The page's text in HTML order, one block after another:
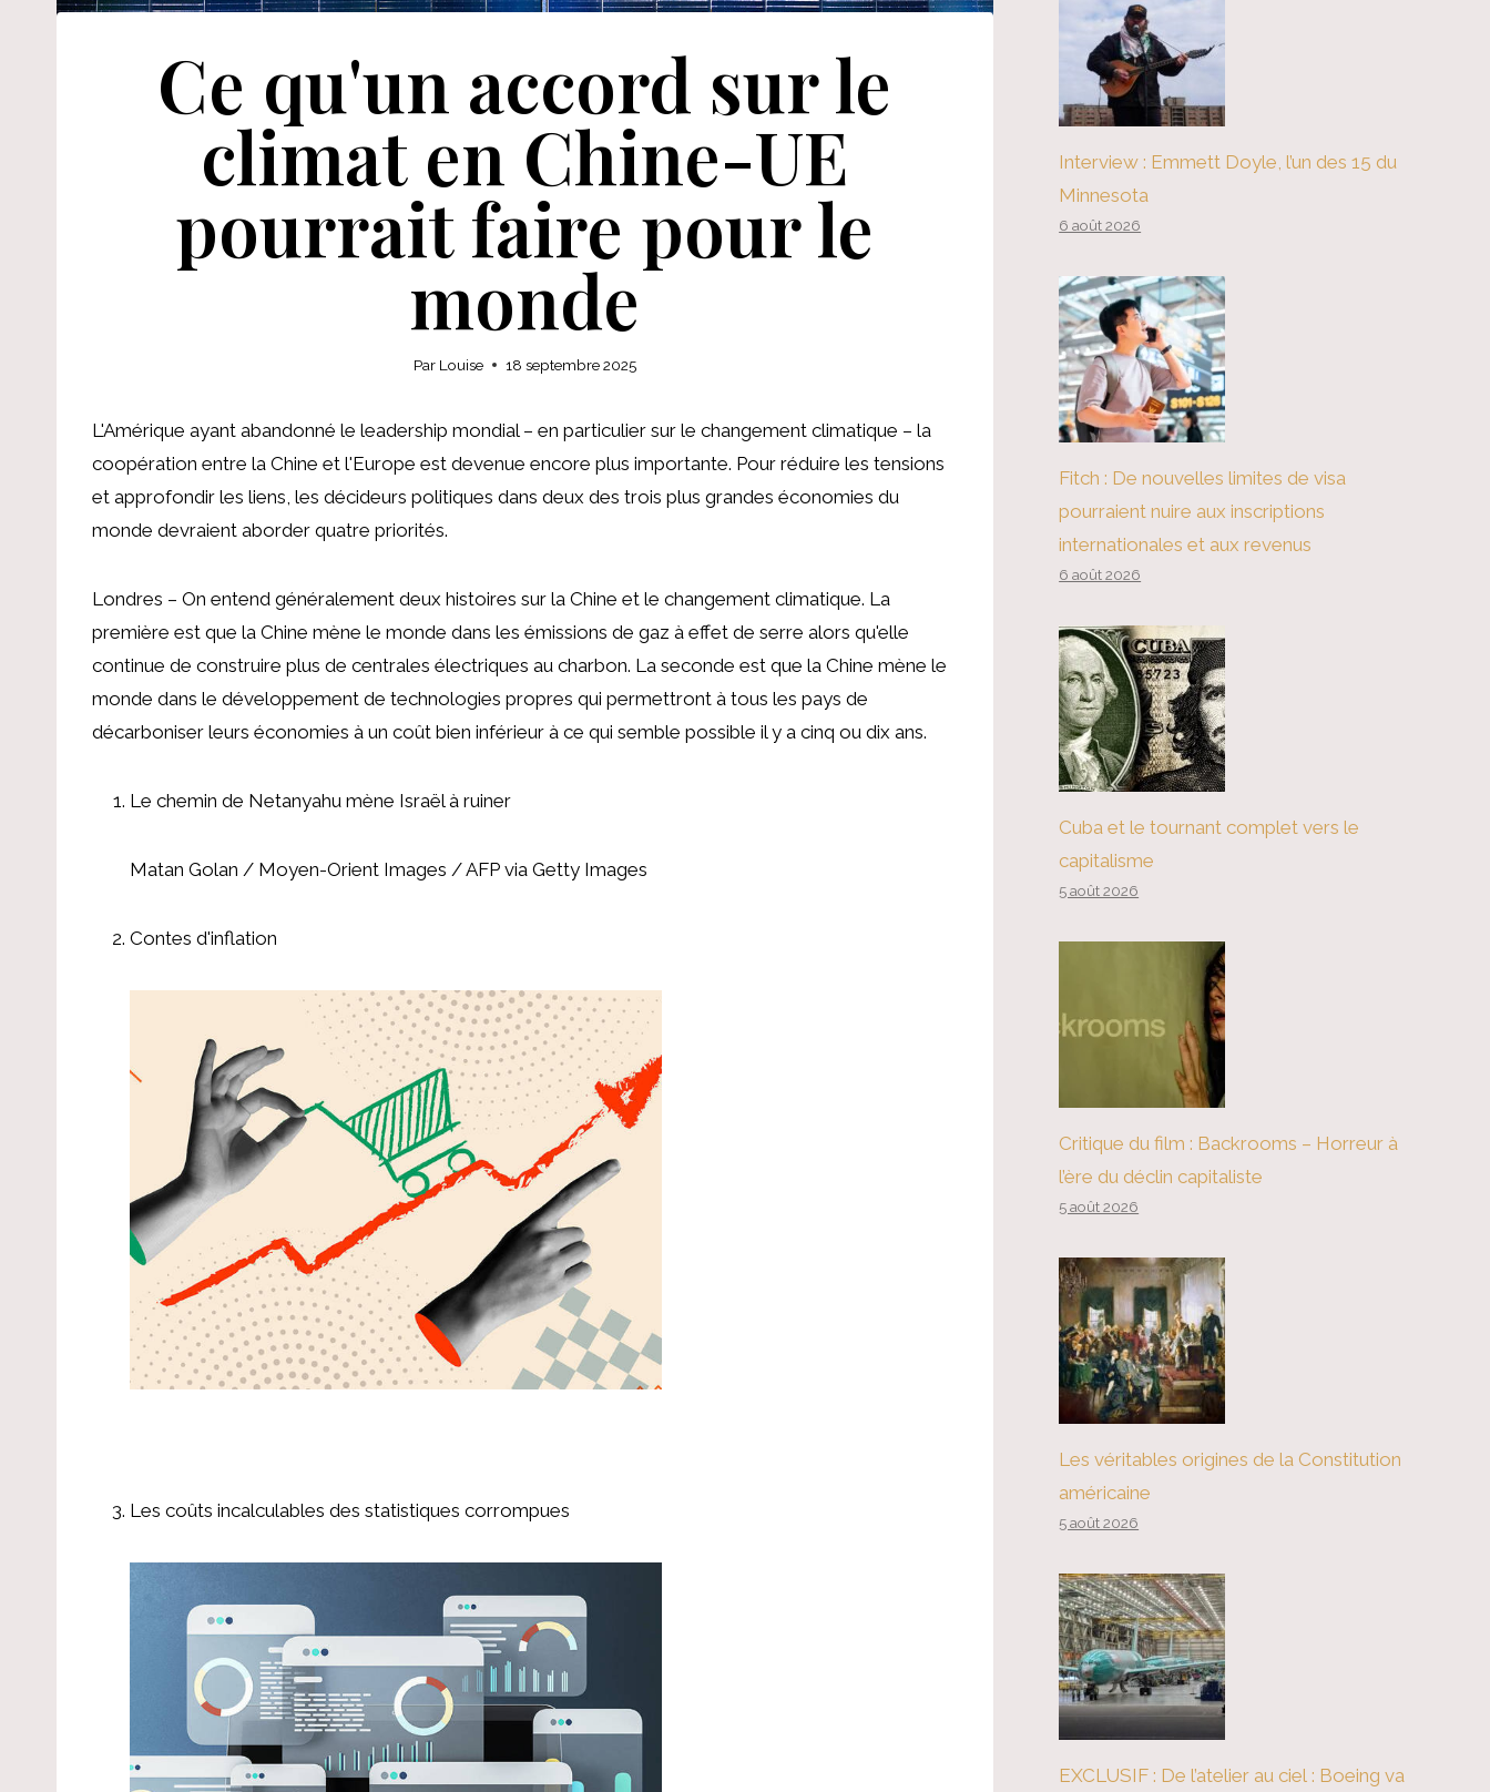
Ce qu'un accord sur le
climat en Chine-UE
pourrait faire pour le
monde
Par Louise 18 septembre 2025
L'Amérique ayant abandonné le leadership mondial – en particulier sur le changement climatique – la
coopération entre la Chine et l'Europe est devenue encore plus importante. Pour réduire les tensions
et approfondir les liens, les décideurs politiques dans deux des trois plus grandes économies du
monde devraient aborder quatre priorités.
Londres – On entend généralement deux histoires sur la Chine et le changement climatique. La
première est que la Chine mène le monde dans les émissions de gaz à effet de serre alors qu'elle
continue de construire plus de centrales électriques au charbon. La seconde est que la Chine mène le
monde dans le développement de technologies propres qui permettront à tous les pays de
décarboniser leurs économies à un coût bien inférieur à ce qui semble possible il y a cinq ou dix ans.
Le chemin de Netanyahu mène Israël à ruiner
Matan Golan / Moyen-Orient Images / AFP via Getty Images
Contes d'inflation
Les coûts incalculables des statistiques corrompues
Interview : Emmett Doyle, l’un des 15 du
Minnesota
6 août 2026
Fitch : De nouvelles limites de visa
pourraient nuire aux inscriptions
internationales et aux revenus
6 août 2026
Cuba et le tournant complet vers le
capitalisme
5 août 2026
Critique du film : Backrooms – Horreur à
l’ère du déclin capitaliste
5 août 2026
Les véritables origines de la Constitution
américaine
5 août 2026
EXCLUSIF : De l’atelier au ciel : Boeing va